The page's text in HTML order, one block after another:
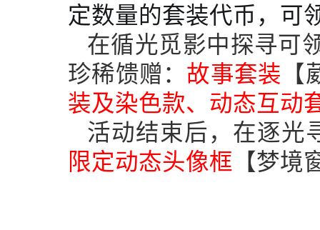
定数量的套装代币，可
在循光觅影中探寻可
珍稀馈赠： 故事套装
装及染色款、动态互动
活动结束后，在逐光
限定动态头像框 【梦境